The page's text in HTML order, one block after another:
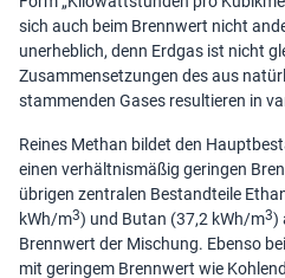
sich auch beim Brennwert nicht
unerheblich, denn Erdgas ist nicht
Zusammensetzungen des aus
stammenden Gases resultieren in
Reines Methan bildet den
einen verhältnismäßig geringen
übrigen zentralen Bestandteile
kWh/m3) und Butan (37,2 kWh/m3)
Brennwert der Mischung. Ebenso
mit geringem Brennwert wie